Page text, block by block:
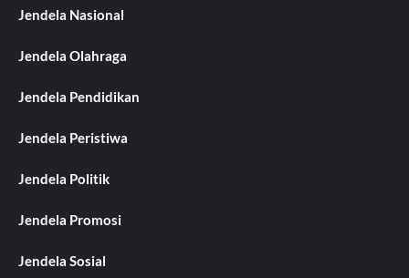
Jendela Nasional
Jendela Olahraga
Jendela Pendidikan
Jendela Peristiwa
Jendela Politik
Jendela Promosi
Jendela Sosial